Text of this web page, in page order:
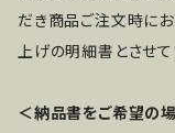
だき商品ご注文時に
上げの明細書とさせて
＜納品書をご希望の